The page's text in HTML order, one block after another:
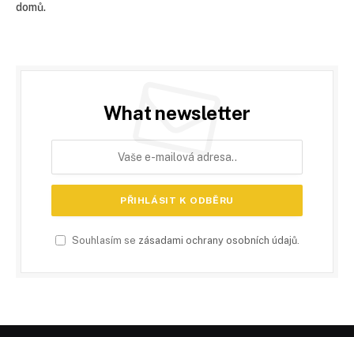
domů.
What newsletter
Souhlasím se zásadami ochrany osobních údajů.